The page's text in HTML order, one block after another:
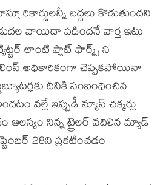
రికార్డులన్నీ బద్దలు కొడుతుందని
వాయిదా పడిందనే వార్త ఇటు
లాంటి ప్లాట్ ఫార్మ్స్ ని
అధికారికంగా చెప్పకపోయినా
దీనికి సంబంధించిన
వల్లే ఇప్పుడీ న్యూస్ చక్కర్లు
నిన్న ట్రైలర్ వదిలిన మ్యాడ్
28ని ప్రకటించడం